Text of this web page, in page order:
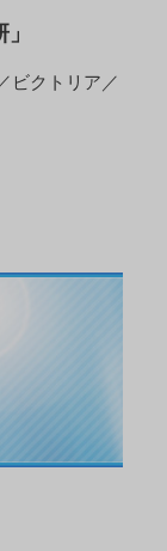
ビクトリア／